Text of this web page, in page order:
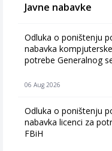
Javne nabavke
Odluka o poništenju
nabavka
potrebe Generalnog
06 Aug 2026
Odluka o poništenju
nabavka licenci za
FBiH